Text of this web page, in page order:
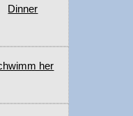
Dinner
her